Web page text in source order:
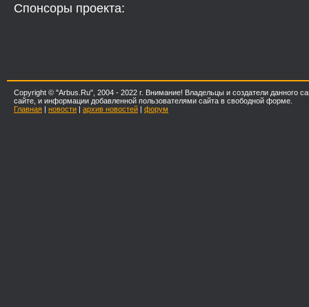
Спонсоры проекта:
Copyright © "Arbus.Ru", 2004 - 2022 г. Внимание! Владельцы и создатели данного
сайте, и информации добавленной пользователями сайта в свободной форме.
Главная | новости | архив новостей | форум